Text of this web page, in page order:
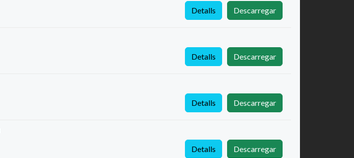
Descarregar
Detalls
Descarregar
Detalls
Descarregar
Detalls
Descarregar
Detalls